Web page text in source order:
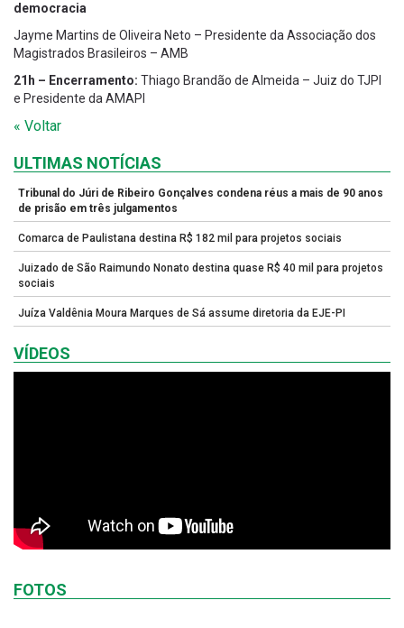
democracia
Jayme Martins de Oliveira Neto – Presidente da Associação dos
Magistrados Brasileiros – AMB
21h – Encerramento: Thiago Brandão de Almeida – Juiz do TJPI
e Presidente da AMAPI
« Voltar
ULTIMAS NOTÍCIAS
Tribunal do Júri de Ribeiro Gonçalves condena réus a mais de 90 anos
de prisão em três julgamentos
Comarca de Paulistana destina R$ 182 mil para projetos sociais
Juizado de São Raimundo Nonato destina quase R$ 40 mil para projetos
sociais
Juíza Valdênia Moura Marques de Sá assume diretoria da EJE-PI
VÍDEOS
FOTOS